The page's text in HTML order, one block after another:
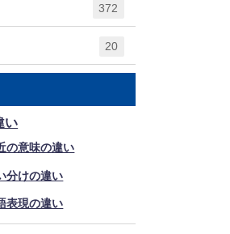
372
20
い
の意味の違い
分けの違い
表現の違い